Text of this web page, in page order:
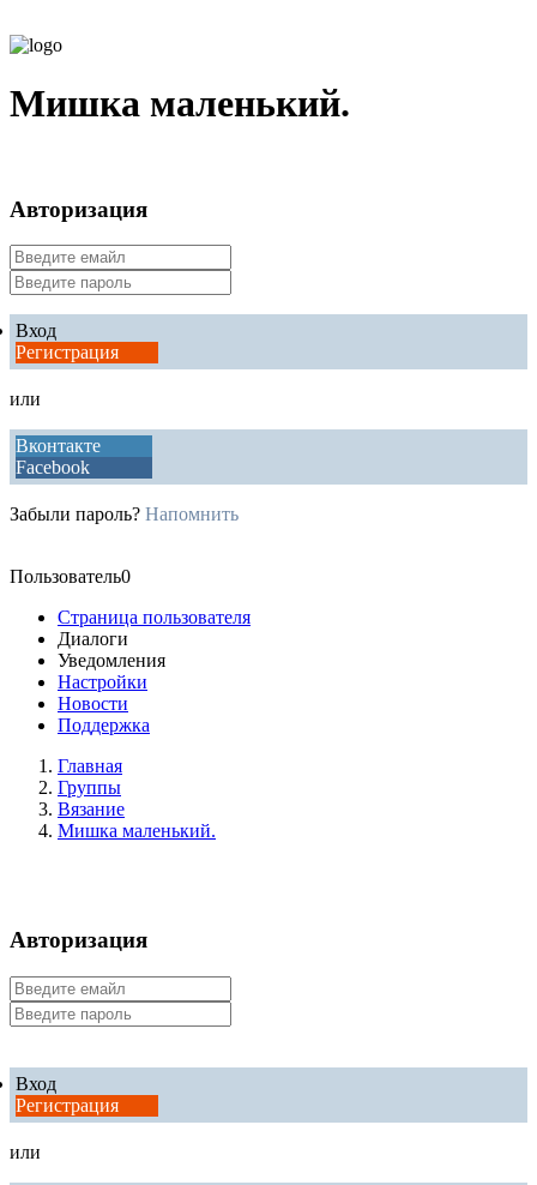
Мишка маленький.
Авторизация
Вход
Регистрация
или
Вконтакте
Facebook
Забыли пароль? Напомнить
Пользователь0
Страница пользователя
Диалоги
Уведомления
Настройки
Новости
Поддержка
Главная
Группы
Вязание
Мишка маленький.
Авторизация
Вход
Регистрация
или